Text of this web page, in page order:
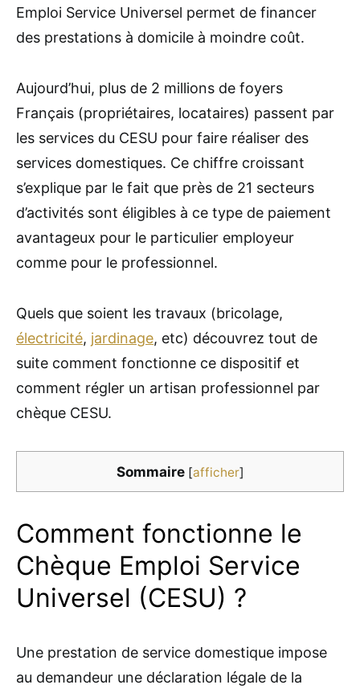
Emploi Service Universel permet de financer
des prestations à domicile à moindre coût.
Aujourd’hui, plus de 2 millions de foyers
Français (propriétaires, locataires) passent par
les services du CESU pour faire réaliser des
services domestiques. Ce chiffre croissant
s’explique par le fait que près de 21 secteurs
d’activités sont éligibles à ce type de paiement
avantageux pour le particulier employeur
comme pour le professionnel.
Quels que soient les travaux (bricolage,
électricité, jardinage, etc) découvrez tout de
suite comment fonctionne ce dispositif et
comment régler un artisan professionnel par
chèque CESU.
Sommaire [afficher]
Comment fonctionne le
Chèque Emploi Service
Universel (CESU) ?
Une prestation de service domestique impose
au demandeur une déclaration légale de la